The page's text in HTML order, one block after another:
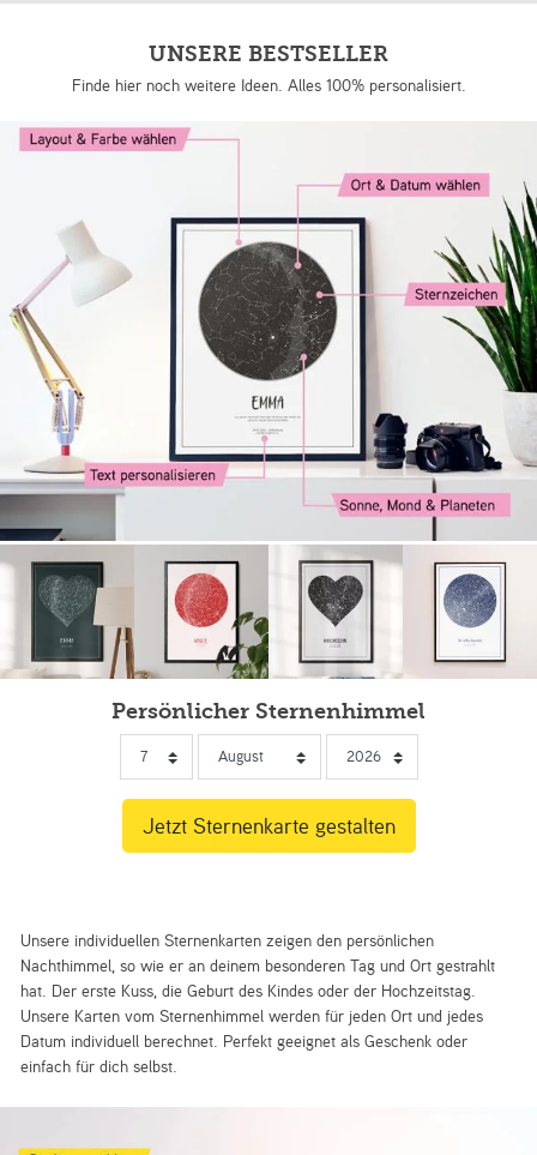
UNSERE BESTSELLER
Finde hier noch weitere Ideen. Alles 100% personalisiert.
Persönlicher Sternenhimmel
Unsere individuellen Sternenkarten zeigen den persönlichen
Nachthimmel, so wie er an deinem besonderen Tag und Ort gestrahlt
hat. Der erste Kuss, die Geburt des Kindes oder der Hochzeitstag.
Unsere Karten vom Sternenhimmel werden für jeden Ort und jedes
Datum individuell berechnet. Perfekt geeignet als Geschenk oder
einfach für dich selbst.